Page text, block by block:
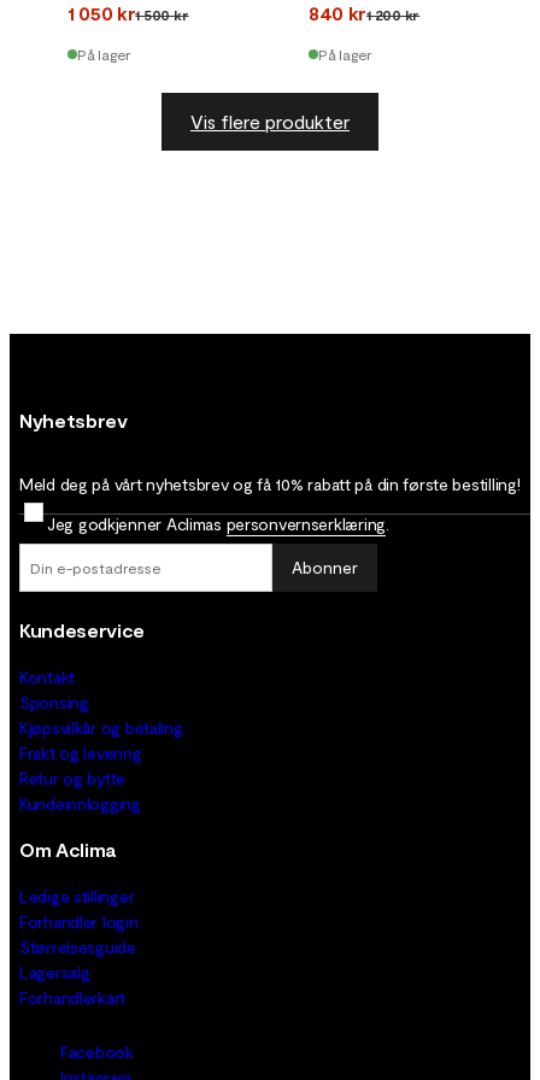
1 050 kr1 500 kr
På lager
840 kr1 200 kr
På lager
Vis flere produkter
Nyhetsbrev
Meld deg på vårt nyhetsbrev og få 10% rabatt på din første bestilling!
Jeg godkjenner Aclimas personvernserklæring
Abonner
Kundeservice
Kontakt
Sponsing
Kjøpsvilkår og betaling
Frakt og levering
Retur og bytte
Kundeinnlogging
Om Aclima
Ledige stillinger
Forhandler login
Størrelsesguide
Lagersalg
Forhandlerkart
Facebook